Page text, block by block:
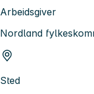
Arbeidsgiver
Nordland
Sted